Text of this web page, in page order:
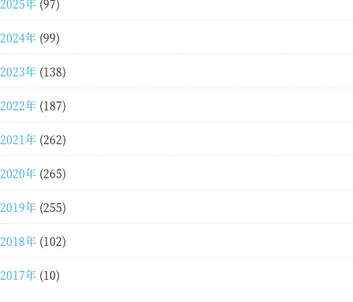
2025年 (97)
2024年 (99)
2023年 (138)
2022年 (187)
2021年 (262)
2020年 (265)
2019年 (255)
2018年 (102)
2017年 (10)